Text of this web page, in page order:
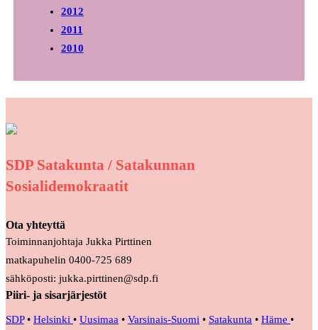
2012
2011
2010
SDP Satakunta / Satakunnan
Sosialidemokraatit
Ota yhteyttä
Toiminnanjohtaja Jukka Pirttinen
matkapuhelin 0400-725 689
sähköposti: jukka.pirttinen@sdp.fi
Piiri- ja sisarjärjestöt
SDP• Helsinki • Uusimaa • Varsinais-Suomi • Satakunta • Häme •